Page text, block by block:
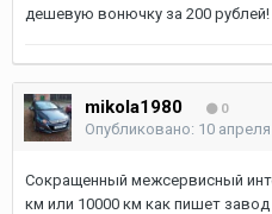
дешевую вонючку за 200
mikola1980 0
Опубликовано: 10
Сокращенный межсервисный
км или 10000 км как пишет завод